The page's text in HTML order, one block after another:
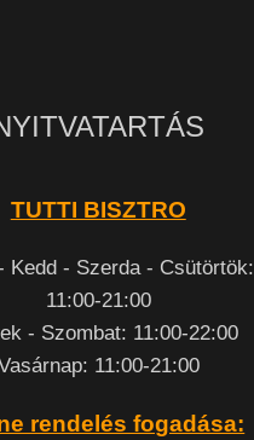
TUTTI BISZTRO
Kedd - Szerda - Csütörtök:
11:00-21:00
- Szombat: 11:00-22:00
11:00-21:00
rendelés fogadása: